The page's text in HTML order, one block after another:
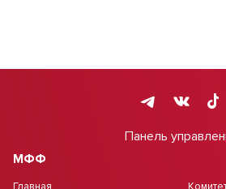
Панель
МФФ